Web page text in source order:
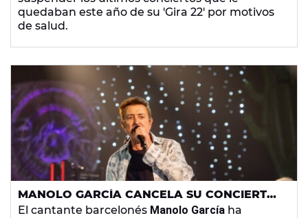
quedaban este año de su 'Gira 22' por motivos
de salud.
MANOLO GARCÍA CANCELA SU CONCIERTO
EN SEVILLA POR UNA INSUFICIENCIA
El cantante barcelonés Manolo García ha